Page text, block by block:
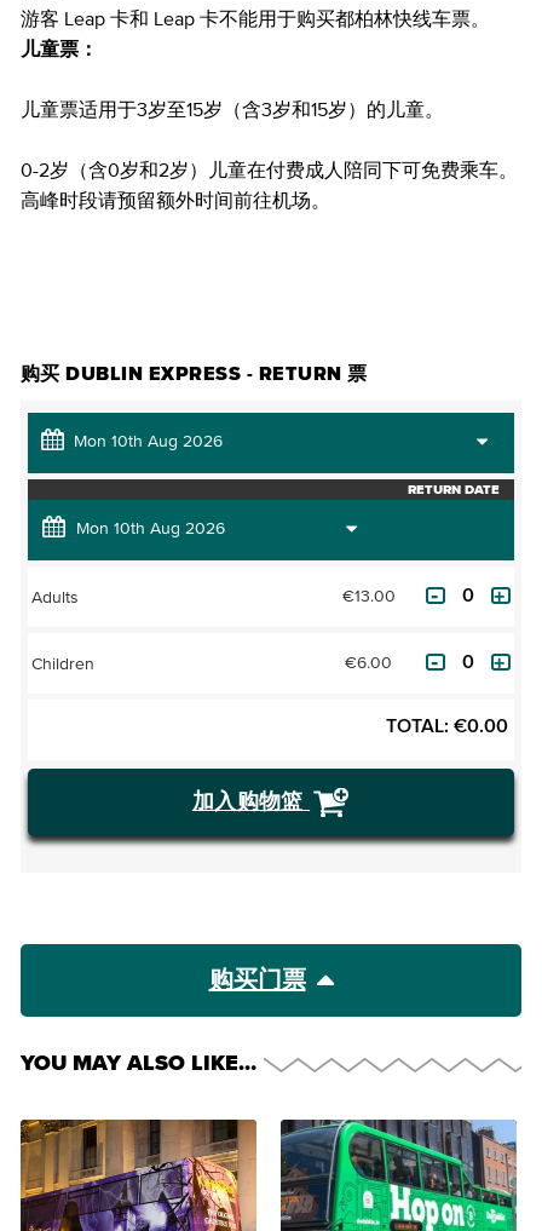
游客 Leap 卡和 Leap 卡不能用于购买都柏林快线车票。
儿童票：
儿童票适用于3岁至15岁（含3岁和15岁）的儿童。
0-2岁（含0岁和2岁）儿童在付费成人陪同下可免费乘车。
高峰时段请预留额外时间前往机场。
购买 DUBLIN EXPRESS - RETURN 票
RETURN DATE
Adults €13.00
Children €6.00
TOTAL: €0.00
加入购物篮
购买门票
YOU MAY ALSO LIKE…